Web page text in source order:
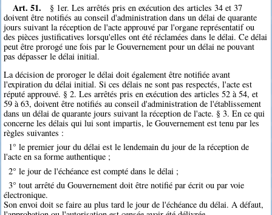
Art. 51.
§ 1er. Les arrêtés pris en exécution des articles 34 et 37
doivent être notifiés au conseil d'administration dans un délai de quarante
jours suivant la réception de l'acte approuvé par l'organe représentatif ou
des pièces justificatives lorsqu'elles ont été réclamées dans le délai. Ce délai
peut être prorogé une fois par le Gouvernement pour un délai ne pouvant
pas dépasser le délai initial.
La décision de proroger le délai doit également être notifiée avant
l'expiration du délai initial. Si ces délais ne sont pas respectés, l'acte est
réputé approuvé. § 2. Les arrêtés pris en exécution des articles 52 à 54, et
59 à 63, doivent être notifiés au conseil d'administration de l'établissement
dans un délai de quarante jours suivant la réception de l'acte. § 3. En ce qui
concerne les délais qui lui sont impartis, le Gouvernement est tenu par les
règles suivantes :
1° le premier jour du délai est le lendemain du jour de la réception de
l'acte en sa forme authentique ;
2° le jour de l'échéance est compté dans le délai ;
3° tout arrêté du Gouvernement doit être notifié par écrit ou par voie
électronique.
Son envoi doit se faire au plus tard le jour de l'échéance du délai. A défaut,